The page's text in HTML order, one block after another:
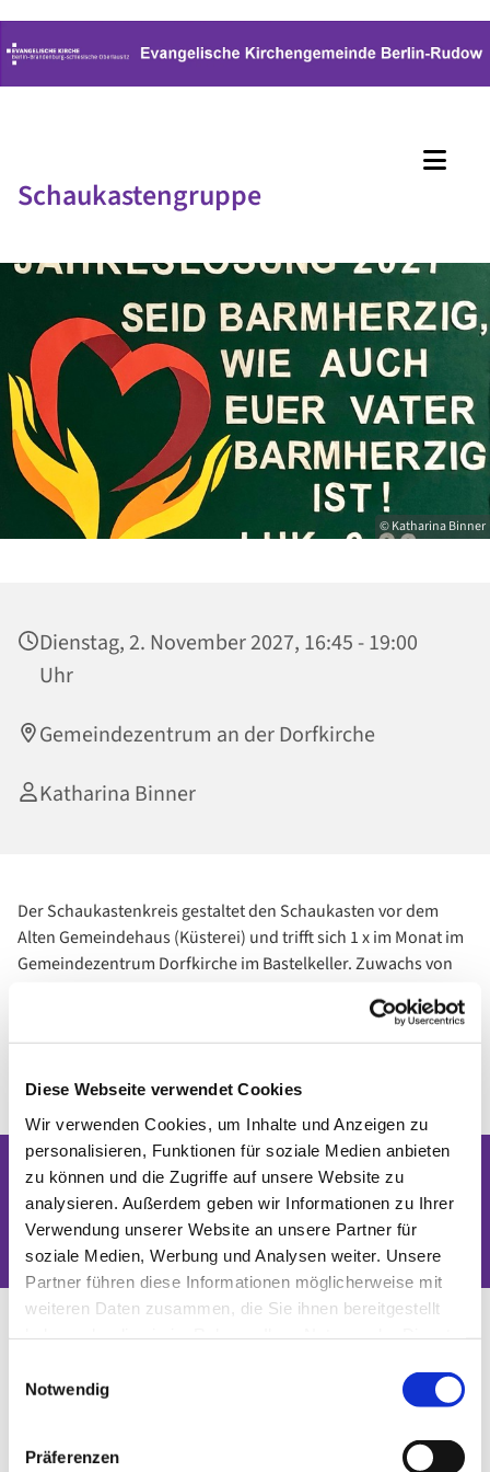
Diese Webseite verwendet Cookies
Wir verwenden Cookies, um Inhalte und Anzeigen zu
personalisieren, Funktionen für soziale Medien anbieten
zu können und die Zugriffe auf unsere Website zu
analysieren. Außerdem geben wir Informationen zu Ihrer
Verwendung unserer Website an unsere Partner für
soziale Medien, Werbung und Analysen weiter. Unsere
Partner führen diese Informationen möglicherweise mit
weiteren Daten zusammen, die Sie ihnen bereitgestellt
Notwendig
Präferenzen
Schaukastengruppe
© Katharina Binner
Dienstag, 2. November 2027, 16:45 - 19:00
Uhr
Gemeindezentrum an der Dorfkirche
Katharina Binner
Der Schaukastenkreis gestaltet den Schaukasten vor dem
Alten Gemeindehaus (Küsterei) und trifft sich 1 x im Monat im
Gemeindezentrum Dorfkirche im Bastelkeller. Zuwachs von
Erweiterung der Gruppe gewünscht und mit Freuden begrüßt.
Dies könnte Sie auch interessieren